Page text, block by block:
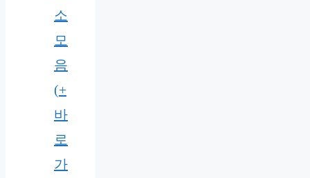
소
모
음
(+
바
로
가